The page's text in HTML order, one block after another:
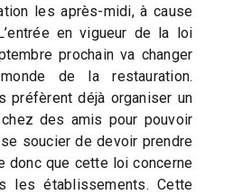
les après-midi, à cause
en vigueur de la loi
prochain va changer
de la restauration.
préfèrent déjà organiser un
des amis pour pouvoir
soucier de devoir prendre
donc que cette loi concerne
les établissements. Cette